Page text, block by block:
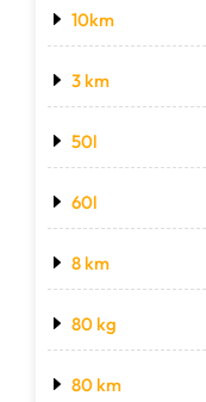
10km
3 km
50l
60l
8 km
80 kg
80 km